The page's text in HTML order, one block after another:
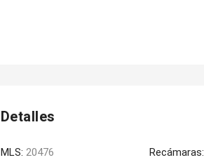
Detalles
MLS: 20476
Recámaras: